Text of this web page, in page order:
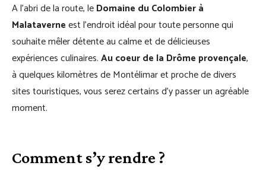
A l’abri de la route, leDomaine du Colombier à
Malataverneest l’endroit idéal pour toute personne qui
souhaite mêler détente au calme et de délicieuses
expériences culinaires.Au coeur de la Drôme provençale,
à quelques kilomètres de Montélimar et proche de divers
sites touristiques, vous serez certains d’y passer un agréable
moment.
Comment s’y rendre ?